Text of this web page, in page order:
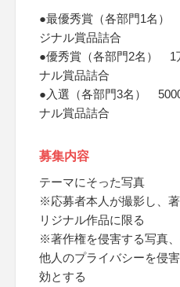
●最優秀賞（各部門1名）
ジナル賞品詰合
●優秀賞（各部門2名） 1
ナル賞品詰合
●入選（各部門3名）
ナル賞品詰合
募集内容
テーマにそった写真
※応募者本人が撮影し、
リジナル作品に限る
※著作権を侵害する写真、
他人のプライバシーを侵
効とする